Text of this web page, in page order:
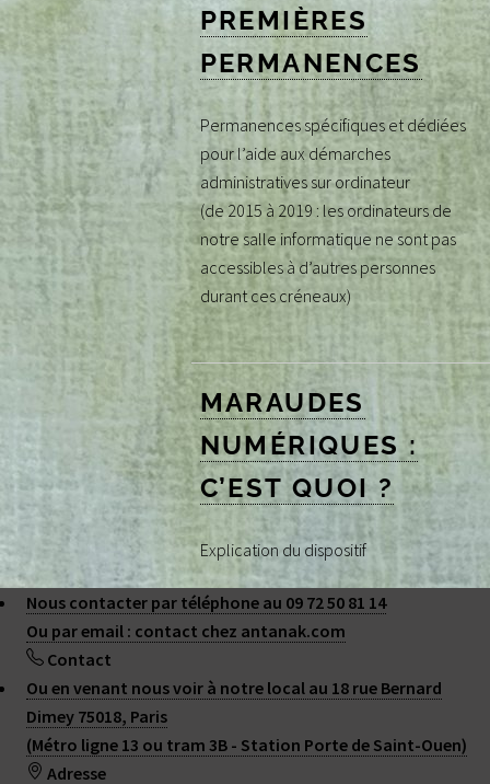
PREMIÈRES
PERMANENCES
Permanences spécifiques et dédiées
pour l’aide aux démarches
administratives sur ordinateur
(de 2015 à 2019 : les ordinateurs de
notre salle informatique ne sont pas
accessibles à d’autres personnes
durant ces créneaux)
MARAUDES
NUMÉRIQUES :
C’EST QUOI ?
Explication du dispositif
2015 - 2026 ANTANAK
Nous contacter par téléphone au 09 72 50 81 14
Ou par email : contact chez antanak.com
Contact
Ou en venant nous voir à notre local au 18 rue Bernard
Dimey 75018, Paris
(Métro ligne 13 ou tram 3B - Station Porte de Saint-Ouen)
Adresse